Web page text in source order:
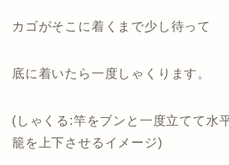
カゴがそこに着くまで少し待って
底に着いたら一度しゃくります。
(しゃくる:竿をブンと一度立てて水
籠を上下させるイメージ)